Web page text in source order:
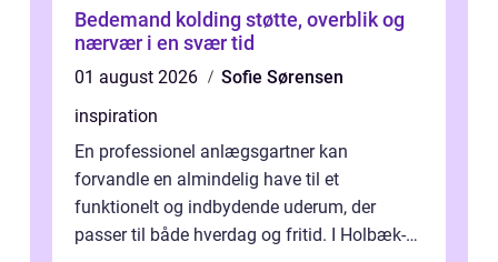
Bedemand kolding støtte, overblik og
nærvær i en svær tid
01 august 2026
Sofie Sørensen
inspiration
En professionel anlægsgartner kan
forvandle en almindelig have til et
funktionelt og indbydende uderum, der
passer til både hverdag og fritid. I Holbæk-